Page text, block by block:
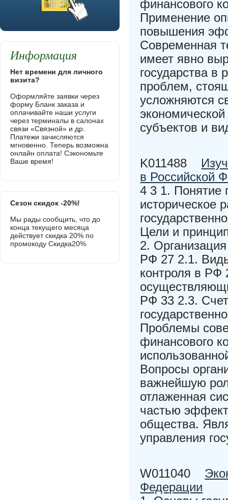
финансового
Применение
повышения
Современная
имеет явно
государства в
проблем,
усложняются
субъектов и
K011488
в Российской
4 3 1. Понятие
историческое
Цели и
2.
РФ 27 2.1.
контроля в РФ
РФ 33 2.3.
Проблемы
финансового
Вопросы
важнейшую
отлаженная
частью
общества.
управления
W011040
Федерации
Информация
Нет времени для личного
визита?
Оформляйте заявки через
форму Бланк заказа и
оплачивайте наши услуги
через терминалы в салонах
связи «Связной» и др.
Платежи зачисляются
мгновенно. Теперь возможна
онлайн оплата! Сэкономьте
Ваше время!
Сезон скидок -20%!
Мы рады сообщить, что до
конца текущего месяца
действует скидка 20% по
промокоду Скидка20%